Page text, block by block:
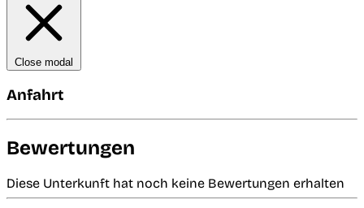
Close modal
Anfahrt
Bewertungen
Diese Unterkunft hat noch keine Bewertungen erhalten